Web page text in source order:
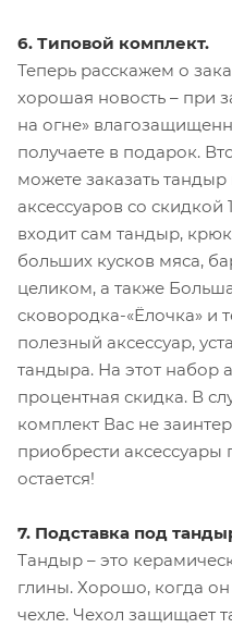
6. Типовой комплект.
Теперь расскажем о
хорошая новость – при
на огне»
получаете в подарок.
можете заказать
аксессуаров со
входит сам тандыр,
больших кусков мяса,
целиком, а также
сковородка-«Ёлочка» и
полезный аксессуар,
тандыра. На этот набор
процентная скидка. В
комплект Вас не
приобрести аксессуары
остается!
7. Подставка под
Тандыр – это
глины. Хорошо, когда он
чехле. Чехол защищает